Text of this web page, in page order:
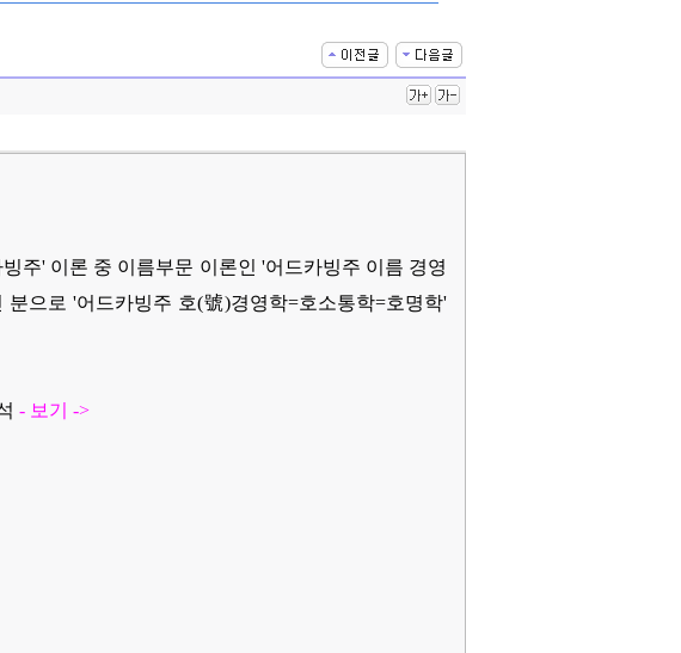
주' 이론 중 이름부문 이론인 '어드카빙주 이름 경영
으로 '어드카빙주 호(號)경영학=호소통학=호명학'
- 보기 ->